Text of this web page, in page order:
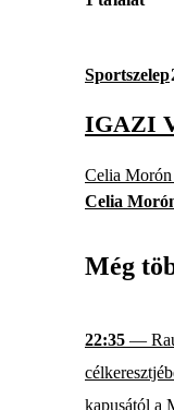
Sportszelep
IGAZI
Celia Morón
Celia
Még
22:35 —
kapusától a